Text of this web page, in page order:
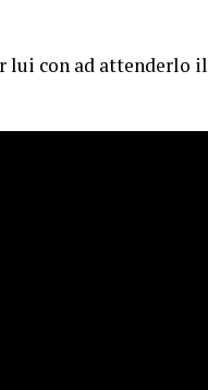
lui con ad attenderlo il